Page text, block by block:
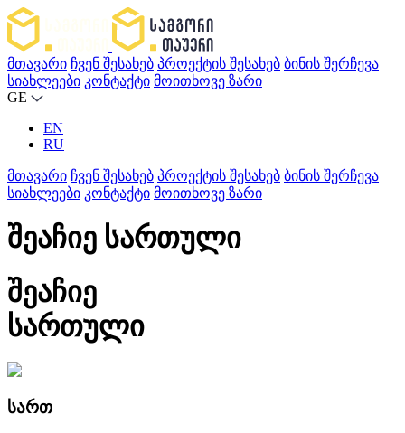
მთავარი ჩვენ შესახებ პროექტის შესახებ ბინის შერჩევა
სიახლეები კონტაქტი მოითხოვე ზარი
GE
EN
RU
მთავარი ჩვენ შესახებ პროექტის შესახებ ბინის შერჩევა
სიახლეები კონტაქტი მოითხოვე ზარი
შეაჩიე სართული
შეაჩიე
სართული
სართ